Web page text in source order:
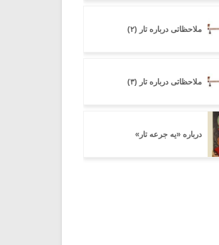
ملاحظاتی درباره تار (۲)
ملاحظاتی درباره تار (۳)
درباره «یه جرعه تار»